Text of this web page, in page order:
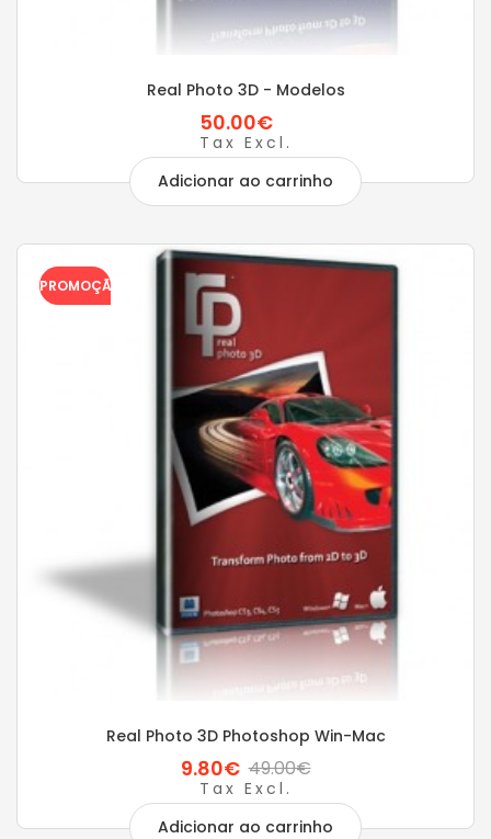
Real Photo 3D - Modelos
50.00€
Tax Excl.
Adicionar ao carrinho
PROMOÇÃO
Real Photo 3D Photoshop Win-Mac
9.80€ 49.00€
Tax Excl.
Adicionar ao carrinho